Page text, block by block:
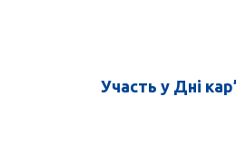
Участь у Дні